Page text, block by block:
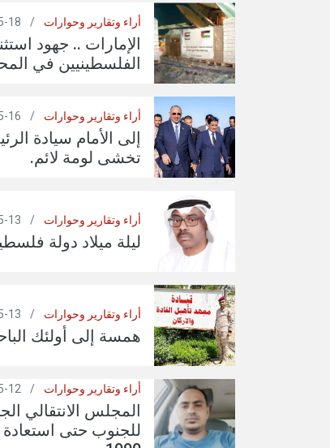
أراء وتقارير وحوارات /
18-05-2024
الإمارات .. جهود
الفلسطينيين في
أراء وتقارير وحوارات /
16-05-2024
إلى الأمام سيادة
تخشى لومة لائم.
أراء وتقارير وحوارات /
13-05-2024
ليلة ميلاد دولة
أراء وتقارير وحوارات /
13-05-2024
همسة إلى أولئك
أراء وتقارير وحوارات /
12-05-2024
المجلس الانتقالي
للجنوب حتى استعادة